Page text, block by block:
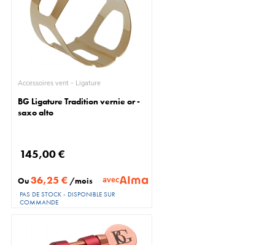
Accessoires vent - Ligature
BG Ligature Tradition vernie or -
saxo alto
145,00 €
Ou36,25 € /mois avec
PAS DE STOCK - DISPONIBLE SUR
COMMANDE